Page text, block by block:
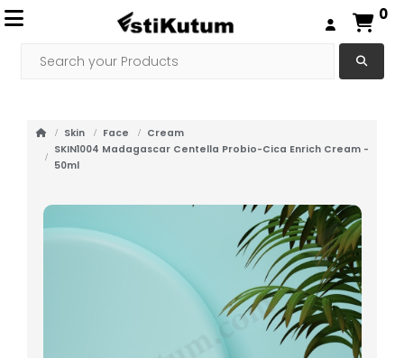
0
Skin Face
Cream
SKIN1004 Madagascar Centella Probio-Cica Enrich Cream -
50ml